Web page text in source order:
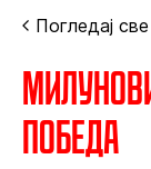
Погледај
победа